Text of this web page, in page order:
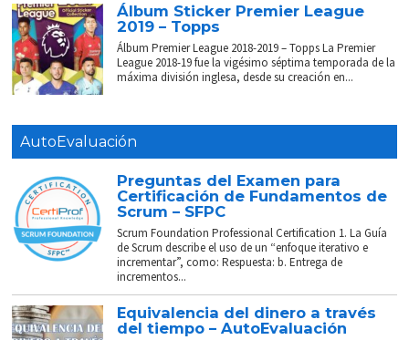
Álbum Sticker Premier League
2019 – Topps
Álbum Premier League 2018-2019 – Topps La Premier
League 2018-19 fue la vigésimo séptima temporada de la
máxima división inglesa, desde su creación en...
AutoEvaluación
Preguntas del Examen para
Certificación de Fundamentos de
Scrum – SFPC
Scrum Foundation Professional Certification 1. La Guía
de Scrum describe el uso de un “enfoque iterativo e
incrementar”, como: Respuesta: b. Entrega de
incrementos...
Equivalencia del dinero a través
del tiempo – AutoEvaluación